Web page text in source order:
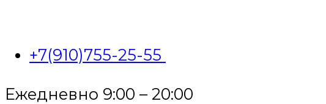
+7(910)755-25-55
Ежедневно 9:00 – 20:00